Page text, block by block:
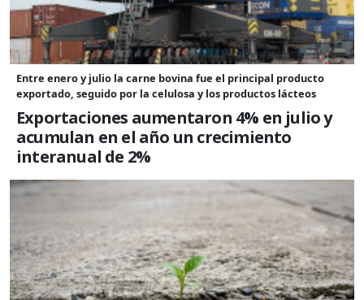
Entre enero y julio la carne bovina fue el principal producto
exportado, seguido por la celulosa y los productos lácteos
Exportaciones aumentaron 4% en julio y
acumulan en el año un crecimiento
interanual de 2%